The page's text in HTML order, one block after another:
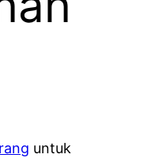
untuk